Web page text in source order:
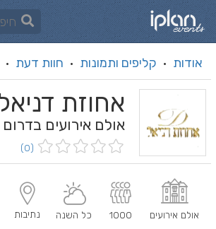
אודות · קליפים ותמונות · חוות דעת ·
אחוזת
אולם אירועים בדרום
(0)
אולם אירועים 1000 כל השנה נתיבות